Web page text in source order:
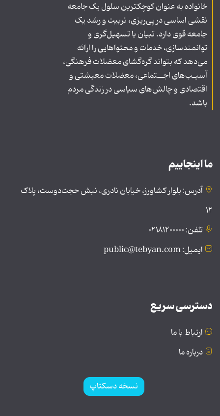
خانواده به عنوان کوچکترین سلول یک جامعه
نقشی اساسی در پی‌ریزی، تربیت و رشد یک
جامعه قوی دارد. تبیان با تسهیل‌گری و
توانمندسازی، خدمات و محتواهایی را ارائه
می‌دهد که بتواند گره‌گشای معضلات فرهنگی،
آسیـب‌های اجــتماعی، معضلات معیشتی و
اقتصادی و چالش‌های سیاسی در زندگی مردم
باشد.
ما اینجاییم
آدرس: بلوار کشاورز، خیابان نادری، نبش حجت‌دوست، پلاک
۱۲
تلفن: ۰۲۱۸۱۲۰۰۰۰۰
ایمیل: public@tebyan.com
دسترسی سریع
ارتباط با ما
درباره ما
نسخه دسکتاپ